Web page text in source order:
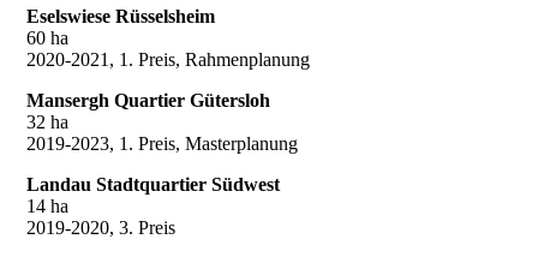
Eselswiese Rüsselsheim
60 ha
2020-2021, 1. Preis, Rahmenplanung
Mansergh Quartier Gütersloh
32 ha
2019-2023, 1. Preis, Masterplanung
Landau Stadtquartier Südwest
14 ha
2019-2020, 3. Preis